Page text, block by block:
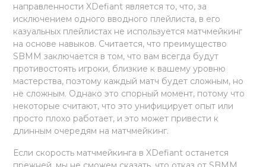
направленности XDefiant является то, что, за
исключением одного вводного плейлиста, в его
казуальных плейлистах не используется матчмейкинг
на основе навыков. Считается, что преимущество
SBMM заключается в том, что вам всегда будут
противостоять игроки, близкие к вашему уровню
мастерства, поэтому каждый матч будет сложным, но
не сложным. Однако это спорный момент, потому что
некоторые считают, что это унифицирует опыт или
просто плохо работает, и это может привести к
длинным очередям на матчмейкинг.
Если скорость матчмейкинга в XDefiant останется